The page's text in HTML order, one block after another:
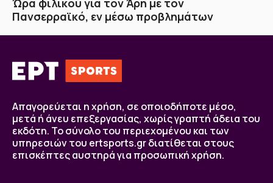
Ώρα φιλικού για τον Άρη με τον
Πανσερραϊκό, εν μέσω προβλημάτων
Απαγορεύεται η χρήση, σε οποιοδήποτε μέσο,
μετά ή άνευ επεξεργασίας, χωρίς γραπτή άδεια του
εκδότη. Το σύνολο του περιεχομένου και των
υπηρεσιών του ertsports.gr διατίθεται στους
επισκέπτες αυστηρά για προσωπική χρήση.